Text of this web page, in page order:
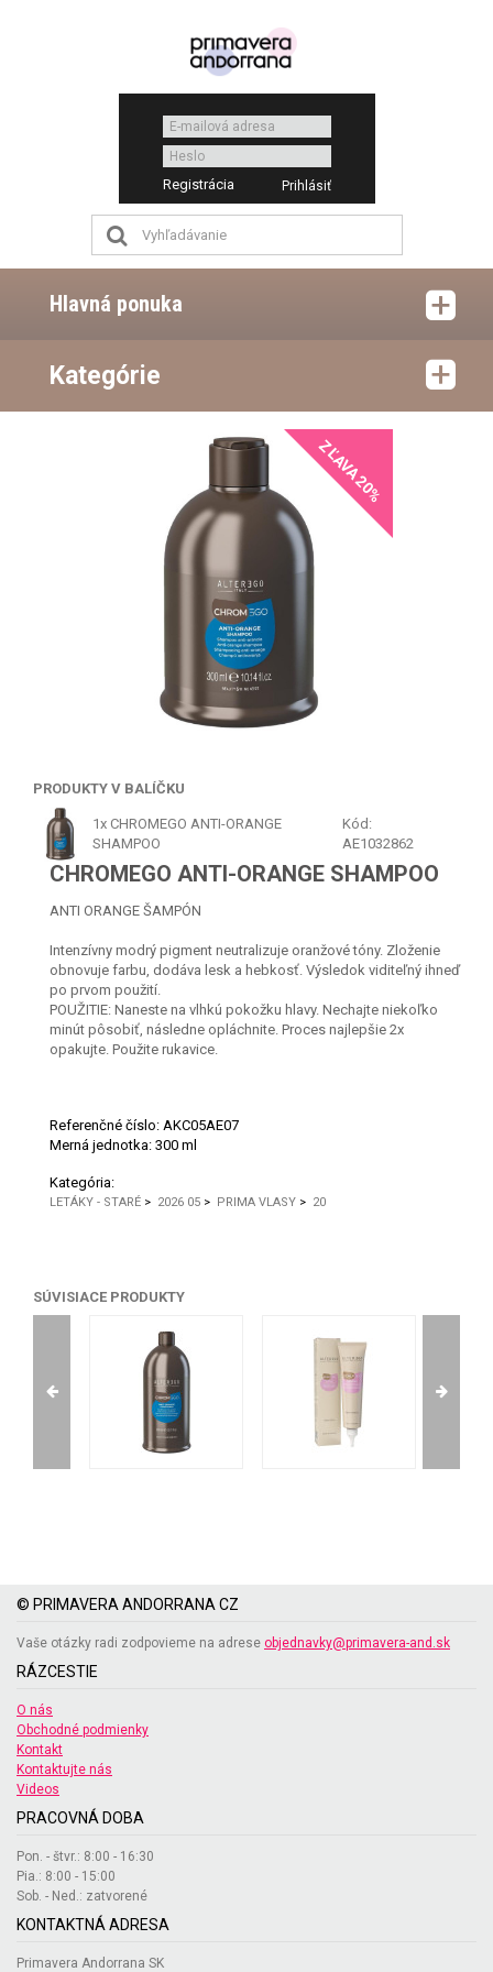
Registrácia
Hlavná ponuka
Kategórie
ZĽAVA 20%
PRODUKTY V BALÍČKU
1x CHROMEGO ANTI-ORANGE
SHAMPOO
Kód:
AE1032862
CHROMEGO ANTI-ORANGE SHAMPOO
ANTI ORANGE ŠAMPÓN
Intenzívny modrý pigment neutralizuje oranžové tóny. Zloženie
obnovuje farbu, dodáva lesk a hebkosť. Výsledok viditeľný ihneď
po prvom použití.
POUŽITIE: Naneste na vlhkú pokožku hlavy. Nechajte niekoľko
minút pôsobiť, následne opláchnite. Proces najlepšie 2x
opakujte. Použite rukavice.
Referenčné číslo: AKC05AE07
Merná jednotka: 300 ml
Kategória:
LETÁKY - STARÉ > 2026 05 > PRIMA VLASY > 20
SÚVISIACE PRODUKTY
© PRIMAVERA ANDORRANA CZ
Vaše otázky radi zodpovieme na adrese objednavky@primavera-and.sk
RÁZCESTIE
O nás
Obchodné podmienky
Kontakt
Kontaktujte nás
Videos
PRACOVNÁ DOBA
Pon. - štvr.: 8:00 - 16:30
Pia.: 8:00 - 15:00
Sob. - Ned.: zatvorené
KONTAKTNÁ ADRESA
Primavera Andorrana SK